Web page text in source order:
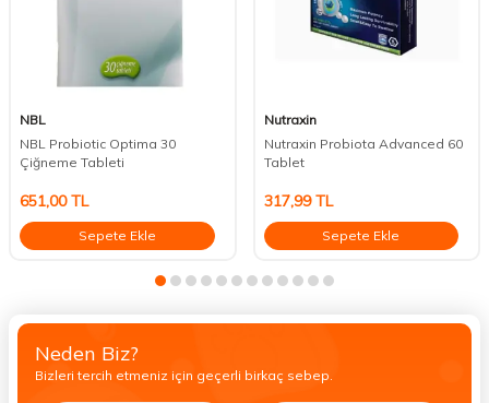
NBL
NBL Probiotic Optima 30
Çiğneme Tableti
651,00TL
Sepete Ekle
Nutraxin
Nutraxin Probiota Advanced 60
Tablet
317,99TL
Sepete Ekle
Neden Biz?
Bizleri tercih etmeniz için geçerli birkaç sebep.